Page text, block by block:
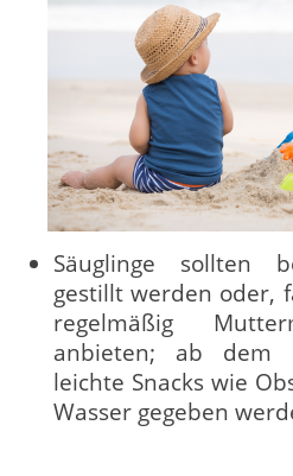
Säuglinge sollten
gestillt werden oder,
regelmäßig
anbieten; ab dem
leichte Snacks wie
Wasser gegeben